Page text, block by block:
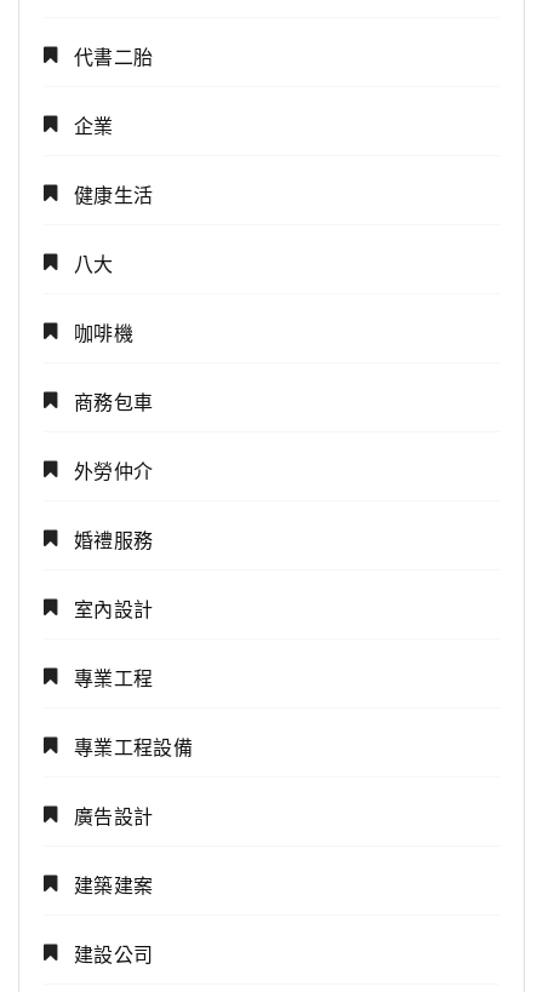
代書二胎
企業
健康生活
八大
咖啡機
商務包車
外勞仲介
婚禮服務
室內設計
專業工程
專業工程設備
廣告設計
建築建案
建設公司